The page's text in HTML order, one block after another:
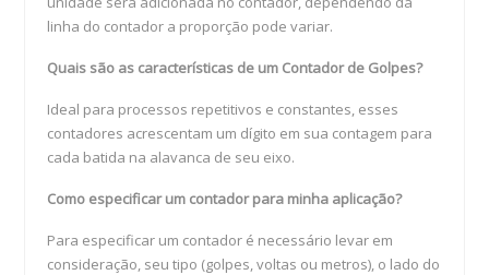
linha do contador a proporção pode variar.
Quais são as características de um Contador de Golpes?
Ideal para processos repetitivos e constantes, esses
contadores acrescentam um dígito em sua contagem para
cada batida na alavanca de seu eixo.
Como especificar um contador para minha aplicação?
Para especificar um contador é necessário levar em
consideração, seu tipo (golpes, voltas ou metros), o lado do